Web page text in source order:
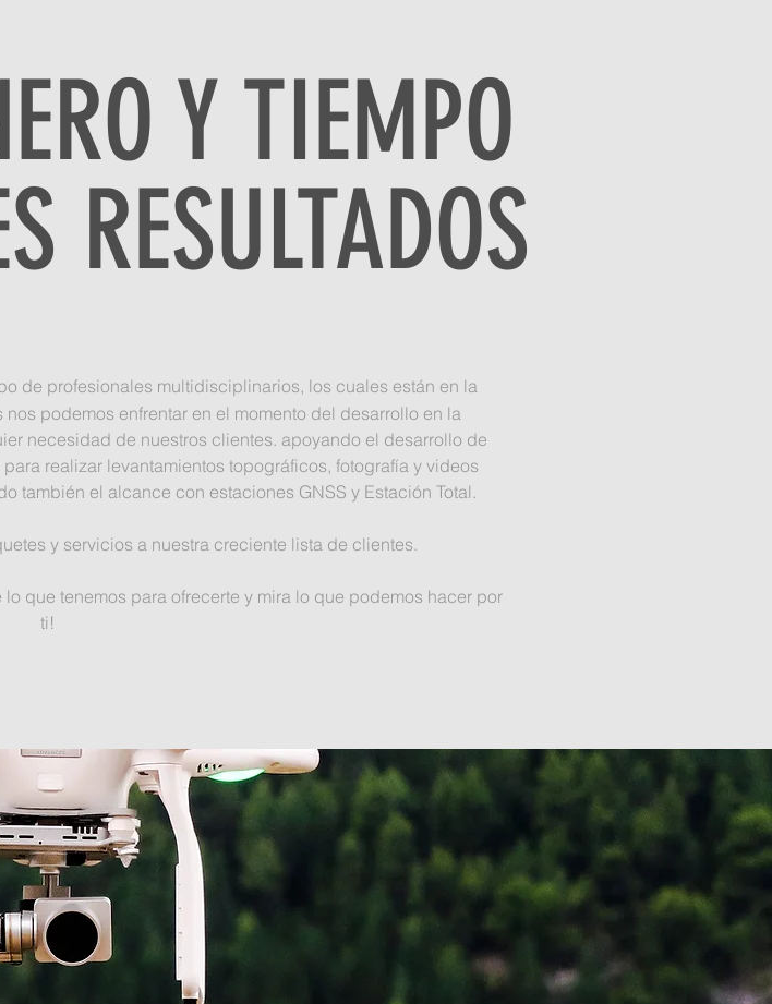
Y TIEMPO
RESULTADOS
de profesionales multidisciplinarios, los cuales están en la
podemos enfrentar en el momento del desarrollo en la
necesidad de nuestros clientes. apoyando el desarrollo de
realizar levantamientos topográficos, fotografía y videos
también el alcance con estaciones GNSS y Estación Total.
y servicios a nuestra creciente lista de clientes.
que tenemos para ofrecerte y mira lo que podemos hacer por
ti!